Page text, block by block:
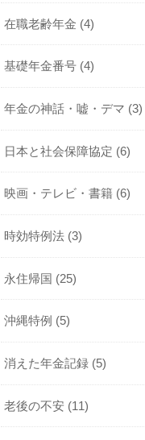
在職老齢年金 (4)
基礎年金番号 (4)
年金の神話・嘘・デマ (3)
日本と社会保障協定 (6)
映画・テレビ・書籍 (6)
時効特例法 (3)
永住帰国 (25)
沖縄特例 (5)
消えた年金記録 (5)
老後の不安 (11)